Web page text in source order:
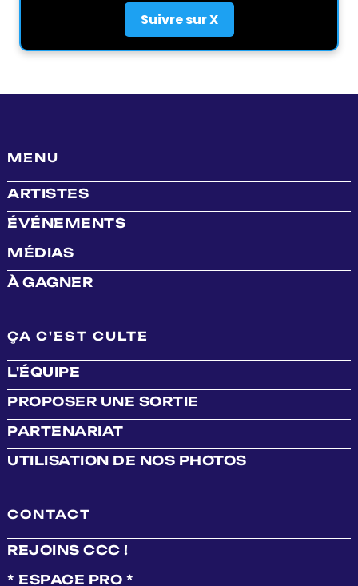
Suivre sur X
MENU
ARTISTES
ÉVÉNEMENTS
MÉDIAS
À GAGNER
ÇA C'EST CULTE
L'ÉQUIPE
PROPOSER UNE SORTIE
PARTENARIAT
UTILISATION DE NOS PHOTOS
CONTACT
REJOINS CCC !
* ESPACE PRO *